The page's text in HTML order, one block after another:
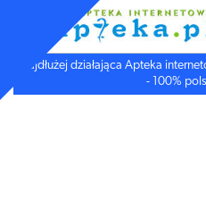
Najdłużej działająca Apteka
- 100%